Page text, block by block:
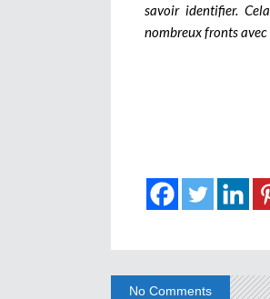
savoir identifier.
nombreux fronts
No Comments